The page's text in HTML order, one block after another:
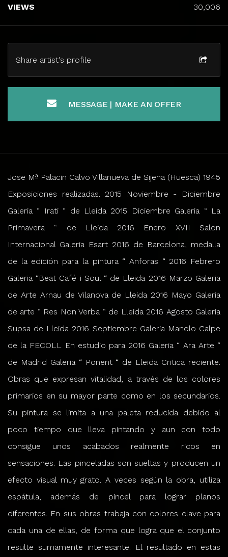
Share artist's profile
MESSAGE | MAKE AN OFFER
VIEWS 30,006
Jose Mª Palacin Calvo Villanueva de Sijena (Huesca) 1945
Exposiciones realizadas. 2015 Noviembre - Diciembre
Galeria “ Irati “ de Lleida 2015 Diciembre Galeria “ La
Primavera “ de Lleida 2016 Enero XVII Salon
Internacional Galeria Esart 2016 de Barcelona, medalla
de la edición para la pintura “ Anforas “ 2016 Febrero
Galeria “Beat Café i Soul “ de Lleida 2016 Marzo Galeria
de Arte Arnau de Vilanova de Lleida 2016 Mayo Galeria
de arte “ Res Non Verba “ de Lleida 2016 Agosto Galeria
Supsa de Lleida 2016 Septiembre Galeria Manolo Calpe
de la FECOLL En estudio para 2016 Galeria “ Ara Arte “
de Madrid Galeria “ Ponent “ de Lleida Critica reciente.
Obras que expresan vitalidad, a través de los colores
primarios en su mayor parte como en los secundarios.
Su pintura se limita a una paleta reducida debido al
poco tiempo que lleva pintando y aun con todo
consigue unos acabados realmente ricos en
sensaciones. Las pinceladas son sueltas y producen un
efecto visual muy grato. A veces según la obra, utiliza
espátula, además de pincel para lograr planos
diferentes. En sus obras trabaja con colores clave para
cada una de ellas, de forma que logra que el conjunto
resulte sumamente interesante. El resultado en estas